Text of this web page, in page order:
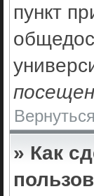
пункт
» Как